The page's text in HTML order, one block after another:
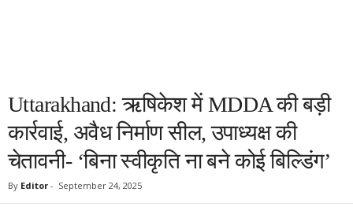
Uttarakhand: ऋषिकेश में MDDA की बड़ी
कार्रवाई, अवैध निर्माण सील, उपाध्यक्ष की
चेतावनी- ‘बिना स्वीकृति ना बने कोई बिल्डिंग’
By Editor - September 24, 2025